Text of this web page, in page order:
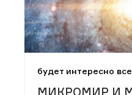
будет интересно
МИКРОМИР И